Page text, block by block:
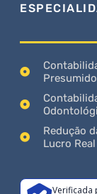
Presumido
Redução
Lucro
Verificada